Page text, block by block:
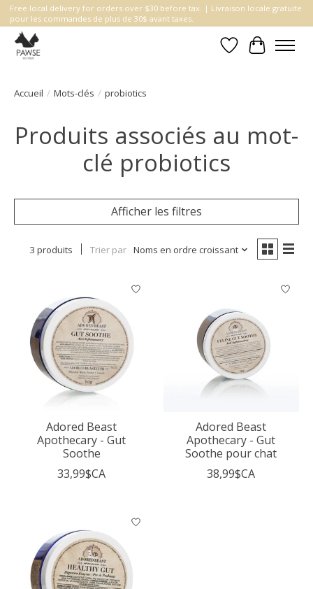
Free local delivery for orders over $30 before tax. | Livraison locale gratuite
pour les commandes de plus de 30$ avant taxes.
Liste dePanier
Accueil / Mots-clés / probiotics
Produits associés au mot-
clé probiotics
Afficher les filtres
3 produits Trier par Noms en ordre croissant
Adored Beast
Apothecary - Gut
Soothe
33,99$CA
Adored Beast
Apothecary - Gut
Soothe pour chat
38,99$CA